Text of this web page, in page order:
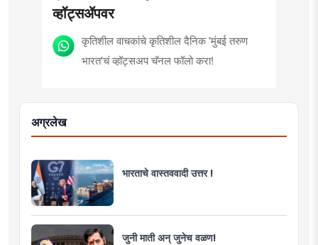
व्हॉट्सॲपवर
कृतिशील वाचकांचे कृतिशील दैनिक 'मुंबई तरुण
भारत'चं व्हॉट्सअप चॅनल फॉलो करा!
अग्रलेख
भारताचे वास्तववादी उत्तर !
जुनी माती अन् जुनेच वळण!